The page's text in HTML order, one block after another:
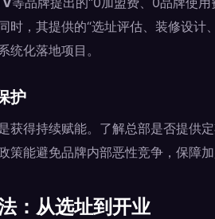
时，其提供的“选址评估、装修设
统化落地项目。
护
获得持续赋能。了解总部是否提供
策能避免品牌内部恶性竞争，保障加
：从选址到开业